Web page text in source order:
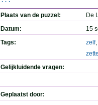
Plaats van de puzzel:
De
Datum:
15
Tags:
zelf,
Gelijkluidende vragen:
Geplaatst door: